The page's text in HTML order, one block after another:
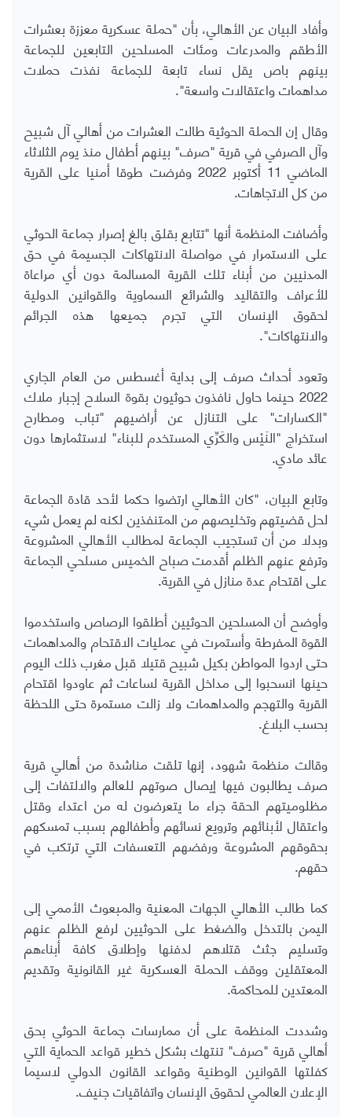
وأفاد البيان عن الأهالي، بأن "حملة عسكرية معززة بعشرات
الأطقم والمدرعات ومئات المسلحين التابعين للجماعة
بينهم باص يقل نساء تابعة للجماعة نفذت حملات
مداهمات واعتقالات واسعة".
وقال إن الحملة الحوثية طالت العشرات من أهالي آل شبيح
وآل الصرفي في قرية "صرف" بينهم أطفال منذ يوم الثلاثاء
الماضي 11 أكتوبر 2022 وفرضت طوقا أمنيا على القرية
من كل الاتجاهات.
وأضافت المنظمة أنها "تتابع بقلق بالغ إصرار جماعة الحوثي
على الاستمرار في مواصلة الانتهاكات الجسيمة في حق
المدنيين من أبناء تلك القرية المسالمة دون أي مراعاة
للأعراف والتقاليد والشرائع السماوية والقوانين الدولية
لحقوق الإنسان التي تجرم جميعها هذه الجرائم
والانتهاكات".
وتعود أحداث صرف إلى بداية أغسطس من العام الجاري
2022 حينما حاول نافذون حوثيون بقوة السلاح إجبار ملاك
"الكسارات" على التنازل عن أراضيهم "تباب ومطارح
استخراج "النَيْس والكَرِّي المستخدم للبناء" لاستثمارها دون
عائد مادي.
وتابع البيان، "كان الأهالي ارتضوا حكما لأحد قادة الجماعة
لحل قضيتهم وتخليصهم من المتنفذين لكنه لم يعمل شيء
وبدلا من أن تستجيب الجماعة لمطالب الأهالي المشروعة
وترفع عنهم الظلم أقدمت صباح الخميس مسلحي الجماعة
على اقتحام عدة منازل في القرية.
وأوضح أن المسلحين الحوثيين أطلقوا الرصاص واستخدموا
القوة المفرطة وأستمرت في عمليات الاقتحام والمداهمات
حتى اردوا المواطن بكيل شبيح قتيلا قبل مغرب ذلك اليوم
حينها انسحبوا إلى مداخل القرية لساعات ثم عاودوا اقتحام
القرية والتهجم والمداهمات ولا زالت مستمرة حتى اللحظة
بحسب البلاغ.
وقالت منظمة شهود، إنها تلقت مناشدة من أهالي قرية
صرف يطالبون فيها إيصال صوتهم للعالم والالتفات إلى
مظلوميتهم الحقة جراء ما يتعرضون له من اعتداء وقتل
واعتقال لأبنائهم وترويع نسائهم وأطفالهم بسبب تمسكهم
بحقوقهم المشروعة ورفضهم التعسفات التي ترتكب في
حقهم.
كما طالب الأهالي الجهات المعنية والمبعوث الأممي إلى
اليمن بالتدخل والضغط على الحوثيين لرفع الظلم عنهم
وتسليم جثث قتلاهم لدفنها وإطلاق كافة أبناءهم
المعتقلين ووقف الحملة العسكرية غير القانونية وتقديم
المعتدين للمحاكمة.
وشددت المنظمة على أن ممارسات جماعة الحوثي بحق
أهالي قرية "صرف" تنتهك بشكل خطير قواعد الحماية التي
كفلتها القوانين الوطنية وقواعد القانون الدولي لاسيما
الإعلان العالمي لحقوق الإنسان واتفاقيات جنيف.